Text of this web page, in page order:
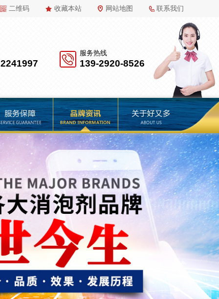
二维码 收藏本站 网站地图 联系我们
服务热线
139-2920-8526
牌资讯 关于好又多